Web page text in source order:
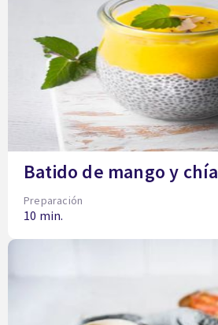
Batido de mango y chía
Preparación
10 min.